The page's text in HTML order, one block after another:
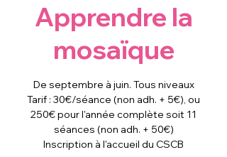
Apprendre la
mosaïque
De septembre à juin. Tous niveaux
Tarif : 30€/séance (non adh. + 5€), ou
250€ pour l'année complète soit 11
séances (non adh. + 50€)
Inscription à l'accueil du CSCB